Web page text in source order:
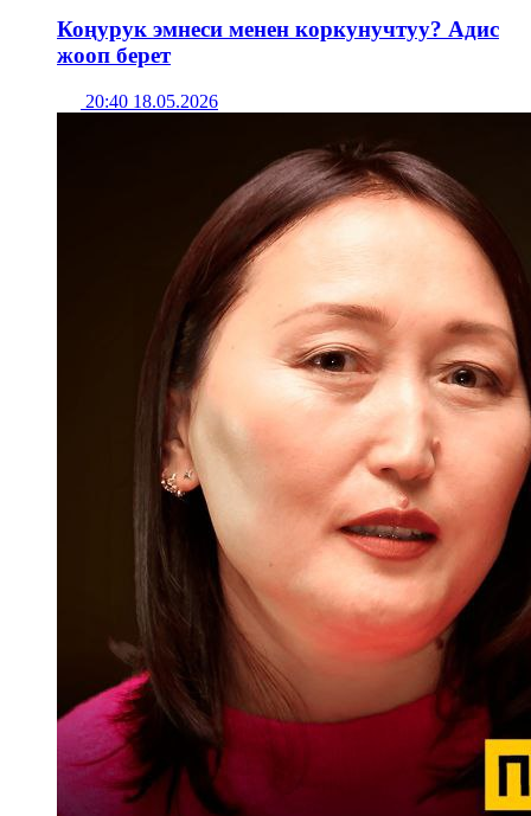
Коңурук эмнеси менен коркунучтуу? Адис
жооп берет
20:40 18.05.2026